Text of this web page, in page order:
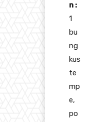
n :
1
bu
ng
kus
te
mp
e,
po